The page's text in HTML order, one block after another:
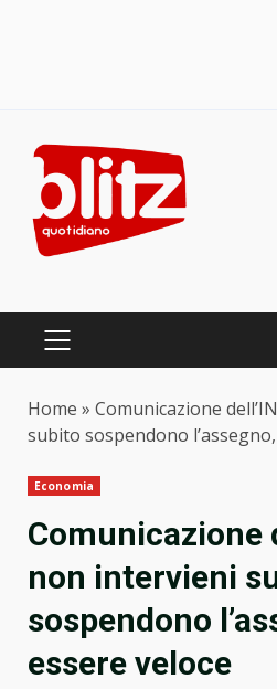
content
PRIMARY
Home » Comunicazione
subito sospendono
Economia
Comunicazione
non intervieni
sospendono
essere veloce